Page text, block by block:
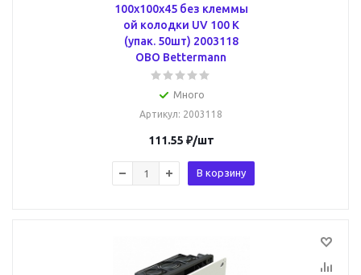
100x100x45 без клеммы
ой колодки UV 100 K
(упак. 50шт) 2003118
OBO Bettermann
Много
Артикул: 2003118
111.55 ₽/шт
В корзину